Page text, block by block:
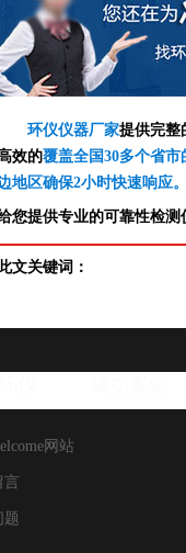
环仪仪器厂家提供完整
效的覆盖全国30多个省
地区确保2小时快速响应
您提供专业的可靠性检测
文关键词：
网站
言
题